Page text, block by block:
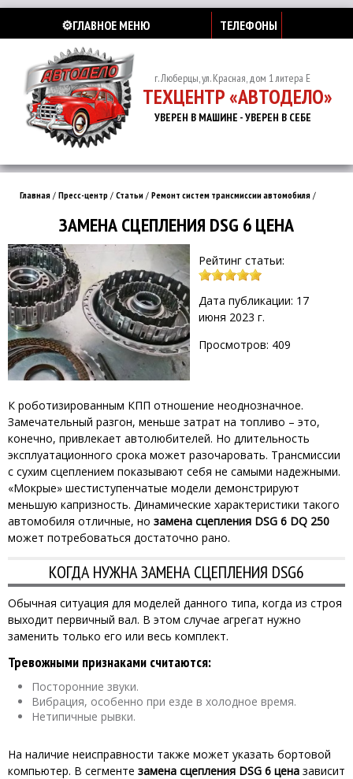
⚙️ГЛАВНОЕ МЕНЮ ТЕЛЕФОНЫ
г. Люберцы, ул. Красная, дом 1 литера Е
ТЕХЦЕНТР «АВТОДЕЛО»
УВЕРЕН В МАШИНЕ - УВЕРЕН В СЕБЕ
Главная / Пресс-центр / Статьи / Ремонт систем трансмиссии автомобиля /
ЗАМЕНА СЦЕПЛЕНИЯ DSG 6 ЦЕНА
Рейтинг статьи:
Дата публикации: 17
июня 2023 г.
Просмотров: 409
К роботизированным КПП отношение неоднозначное.
Замечательный разгон, меньше затрат на топливо – это,
конечно, привлекает автолюбителей. Но длительность
эксплуатационного срока может разочаровать. Трансмиссии
с сухим сцеплением показывают себя не самыми надежными.
«Мокрые» шестиступенчатые модели демонстрируют
меньшую капризность. Динамические характеристики такого
автомобиля отличные, но замена сцепления DSG 6 DQ 250
может потребоваться достаточно рано.
КОГДА НУЖНА ЗАМЕНА СЦЕПЛЕНИЯ DSG6
Обычная ситуация для моделей данного типа, когда из строя
выходит первичный вал. В этом случае агрегат нужно
заменить только его или весь комплект.
Тревожными признаками считаются:
Посторонние звуки.
Вибрация, особенно при езде в холодное время.
Нетипичные рывки.
На наличие неисправности также может указать бортовой
компьютер. В сегменте замена сцепления DSG 6 цена зависит